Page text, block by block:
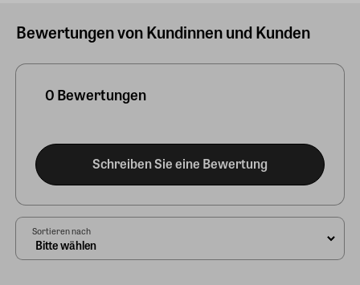
Bewertungen von Kundinnen und Kunden
0 Bewertungen
Schreiben Sie eine Bewertung
Sortieren nach